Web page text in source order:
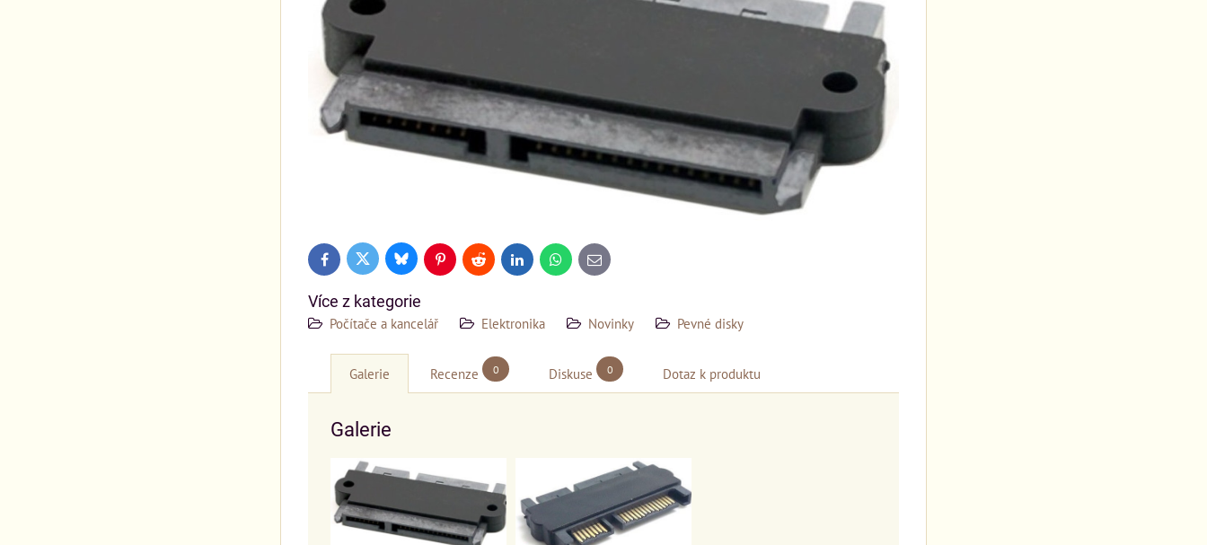
FacebookTwitter BlueskyPinterestReddit LinkedInWhatsApp
E-
mail
Více z kategorie
Počítače a kancelář Elektronika Novinky Pevné disky
Galerie Recenze 0 Diskuse 0 Dotaz k produktu
Galerie